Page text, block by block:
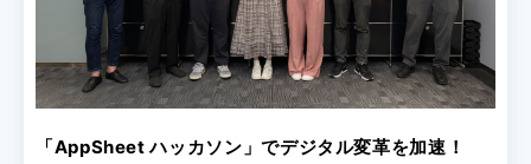
「AppSheet ハッカソン」でデジタル変革を加速！